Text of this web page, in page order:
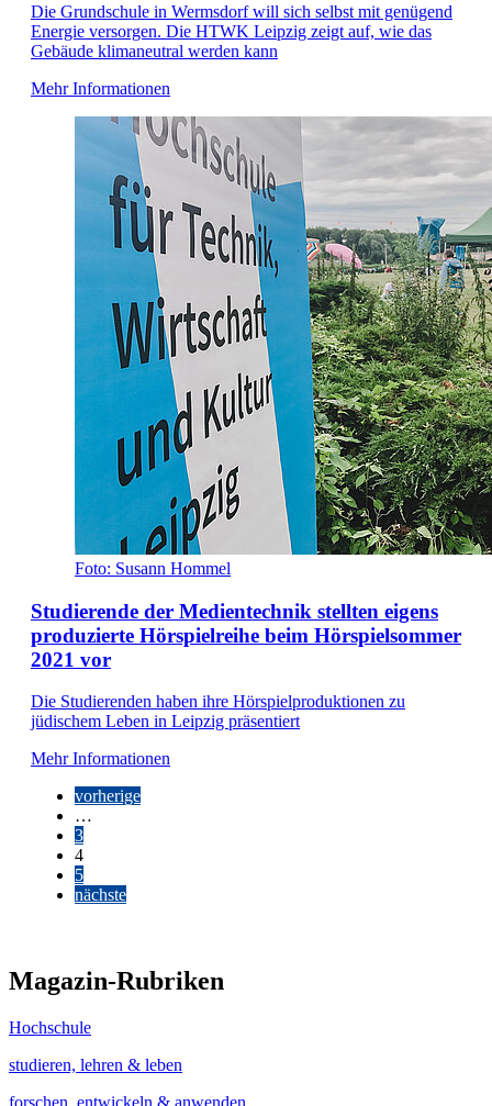
Die Grundschule in Wermsdorf will sich selbst mit genügend
Energie versorgen. Die HTWK Leipzig zeigt auf, wie das
Gebäude klimaneutral werden kann
Mehr Informationen
Foto: Susann Hommel
Studierende der Medientechnik stellten eigens
produzierte Hörspielreihe beim Hörspielsommer
2021 vor
Die Studierenden haben ihre Hörspielproduktionen zu
jüdischem Leben in Leipzig präsentiert
Mehr Informationen
vorherige
…
3
4
5
nächste
Magazin-Rubriken
Hochschule
studieren, lehren & leben